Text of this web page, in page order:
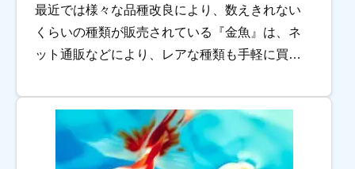
最近では様々な品種改良により、数えきれない
くらいの種類が販売されている『金魚』は、ネ
ット通販などにより、レアな種類も手軽に買え
金魚は、水草の緑色とも相性抜群です。水草の
中を泳ぐ […]